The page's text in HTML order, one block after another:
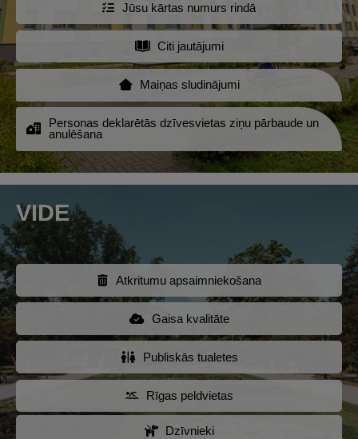
Jūsu kārtas numurs rindā
Citi jautājumi
Maiņas sludinājumi
Personas deklarētās dzīvesvietas ziņu pārbaude un
anulēšana
VIDE
Atkritumu apsaimniekošana
Gaisa kvalitāte
Publiskās tualetes
Rīgas peldvietas
Dzīvnieki